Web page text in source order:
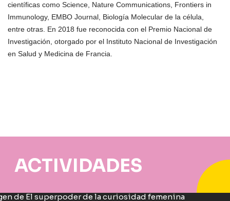
científicas como Science, Nature Communications, Frontiers in
Immunology, EMBO Journal, Biología Molecular de la célula,
entre otras. En 2018 fue reconocida con el Premio Nacional de
Investigación, otorgado por el Instituto Nacional de Investigación
en Salud y Medicina de Francia.
ACTIVIDADES